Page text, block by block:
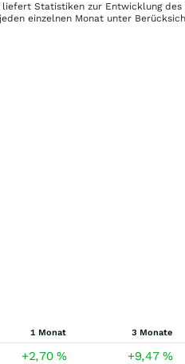
liefert Statistiken zur Entwicklung des
einzelnen Monat unter
1 Monat 3 Monate
+2,70% +9,47%